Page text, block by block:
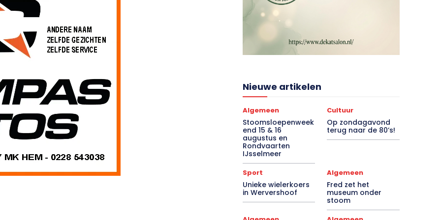
Nieuwe artikelen
Algemeen
Stoomsloepenweek
end 15 & 16
augustus en
Rondvaarten
IJsselmeer
Cultuur
Op zondagavond
terug naar de 80’s!
Sport
Unieke wielerkoers
in Wervershoof
Algemeen
Fred zet het
museum onder
stoom